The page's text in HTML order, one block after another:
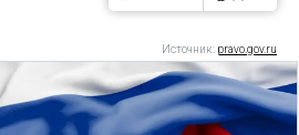
Источник: pravo.gov.ru